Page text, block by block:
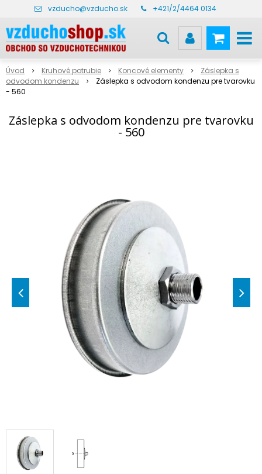
vzducho@vzducho.sk +421/2/4464 0134
Úvod Kruhové potrubie Koncové elementy
Záslepka s
odvodom kondenzu
Záslepka s odvodom kondenzu pre tvarovku
- 560
Záslepka s odvodom kondenzu pre tvarovku
- 560